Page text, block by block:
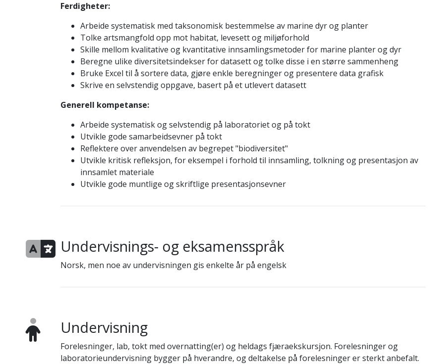
Ferdigheter:
Arbeide systematisk med taksonomisk bestemmelse av marine dyr og planter
Tolke artsmangfold opp mot habitat, levesett og miljøforhold
Skille mellom kvalitative og kvantitative innsamlingsmetoder for marine planter og dyr
Beregne ulike diversitetsindekser for datasett og tolke disse i en større sammenheng
Bruke Excel til å sortere data, gjøre enkle beregninger og presentere data grafisk
Skrive en selvstendig oppgave, basert på et utlevert datasett
Generell kompetanse:
Arbeide systematisk og selvstendig på laboratoriet og på tokt
Utvikle gode samarbeidsevner på tokt
Reflektere over anvendelsen av begrepet "biodiversitet"
Utvikle kritisk refleksjon, for eksempel i forhold til innsamling, tolkning og presentasjon av
innsamlet materiale
Utvikle gode muntlige og skriftlige presentasjonsevner
Undervisnings- og eksamensspråk
Norsk, men noe av undervisningen gis enkelte år på engelsk
Undervisning
Forelesninger, lab, tokt med overnatting(er) og heldags fjæraekskursjon. Forelesninger og
laboratorieundervisning bygger på hverandre, og deltakelse på forelesninger er sterkt anbefalt.